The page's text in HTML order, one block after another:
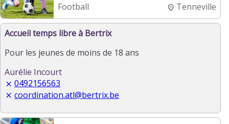
Football Tenneville
Accueil temps libre à Bertrix
Pour les jeunes de moins de 18 ans
Aurélie Incourt
0492156563
coordination.atl@bertrix.be